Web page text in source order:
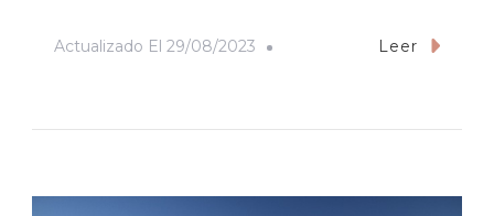
Actualizado El 29/08/2023 Leer